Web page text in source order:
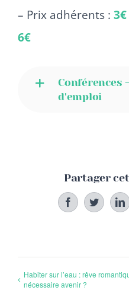
– Prix adhérents : 3€
6€
Conférences
d'emploi
Partager
FacebookTwitter
Habiter sur l’eau : rêve
nécessaire avenir ?